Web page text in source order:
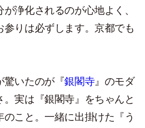
が浄化されるのが心地よく、
参りは必ずします。京都でも
驚いたのが『銀閣寺』のモダ
。実は『銀閣寺』をちゃんと
こと。一緒に出掛けた『う